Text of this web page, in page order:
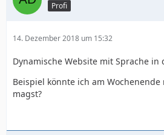
Profi
14. Dezember 2018 um 15:32
Dynamische Website mit Sprache in
Beispiel könnte ich am
magst?